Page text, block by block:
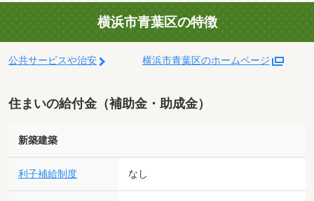
横浜市青葉区の特徴
公共サービスや治安 横浜市青葉区のホームページ
住まいの給付金（補助金・助成金）
新築建築
利子補給制度 なし